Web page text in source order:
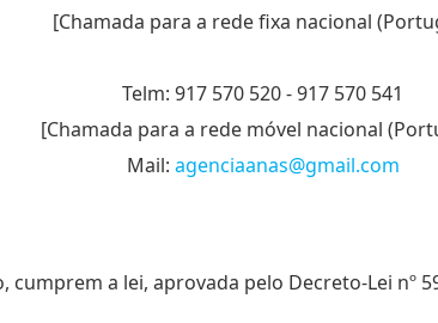
[Chamada para a rede fixa nacional
Telm: 917 570 520 - 917 570 541
[Chamada para a rede móvel nacional
Mail: agenciaanas@gmail.com
a lei, aprovada pelo Decreto-Lei nº